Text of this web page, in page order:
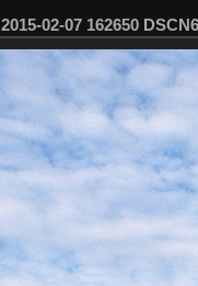
2015-02-07 162650